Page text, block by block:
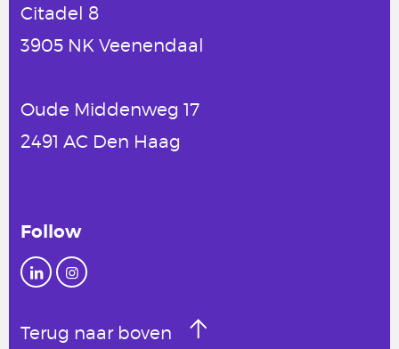
Citadel 8
3905 NK Veenendaal
Oude Middenweg 17
2491 AC Den Haag
Follow
Terug naar boven